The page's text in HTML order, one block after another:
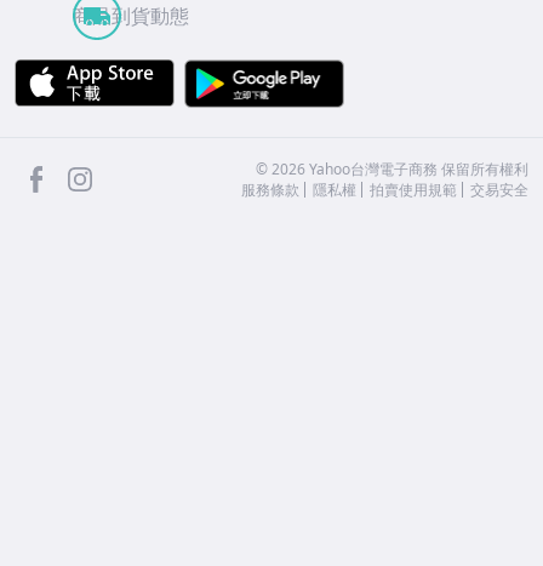
商品到貨動態
APP Store
facebook ©2026 Yahoo台灣電子商務 保留所有權利
服務條款
隱私權 拍賣使用規範 交易安全